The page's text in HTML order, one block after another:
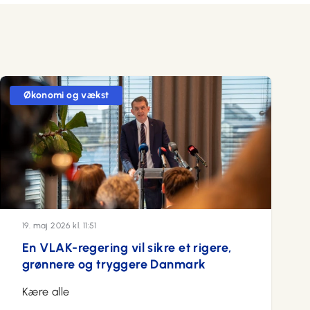
Økonomi og vækst
19. maj 2026 kl. 11:51
En VLAK-regering vil sikre et rigere,
grønnere og tryggere Danmark
Kære alle